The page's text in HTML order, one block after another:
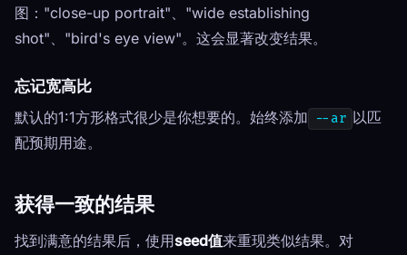
图："close-up portrait"、"wide establishing
shot"、"bird's eye view"。这会显著改变结果。
忘记宽高比
默认的1:1方形格式很少是你想要的。始终添加 --ar 以匹
配预期用途。
获得一致的结果
找到满意的结果后，使用seed值来重现类似结果。对